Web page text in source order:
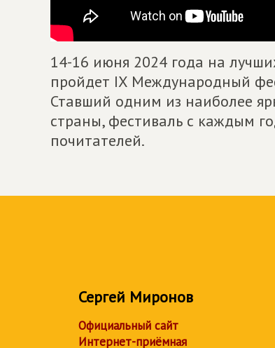
14-16 июня 2024 года на
пройдет IX Международный
Ставший одним из наиболее
страны, фестиваль с каждым
почитателей.
Сергей Миронов
Официальный сайт
Интернет-приёмная